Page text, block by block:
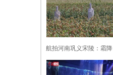
航拍河南巩义宋陵：霜降
时节高粱红